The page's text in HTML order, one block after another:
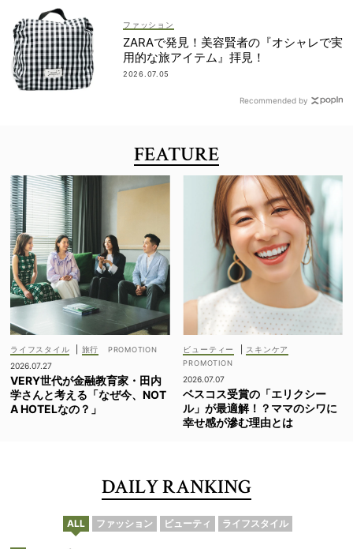
ファッション
ZARAで発見！美容賢者の『オシャレで実
用的な旅アイテム』拝見！
2026.07.05
Recommended by
FEATURE
ライフスタイル
旅行
2026.07.27
VERY世代が金融教育家・田内
学さんと考える「なぜ今、NOT
A HOTELなの？」
ビューティー スキンケア
2026.07.07
ベスコス受賞の「エリクシー
ル」が最適解！？ママのシワに
幸せ感が滲む理由とは
DAILY RANKING
ALL ファッション ビューティ ライフスタイル